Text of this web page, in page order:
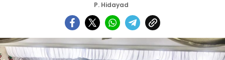
P. Hidayad